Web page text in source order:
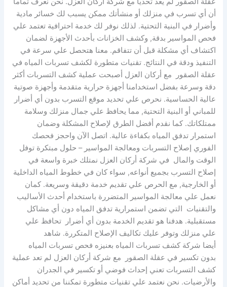
أن أي تسرب في منزلك أو منشأتك ممكن يسبب لك خسائر مادية
وأضرار في البنية التحتية. لذلك نوفر لك خدمة احترافية تعتمد علي
فحص المواسير بدقة, وكشف الخزانات بأحدث الأجهزة لضمان
اكتشاف أي مشكلة قبل أن تتفاقم. معنا هتحصل علي سرعة في
التنفيذ ودقة في النتائج. تقنيات متطورة لكشف تسربات المياه في
عقلة الصقور مع أركان العزل أصبحت عملية كشف التسربات أكثر
دقة وسرعة بفضل استخدامنا أجهزة حرارية متقدمة وأجهزة صوتية
عالية الحساسية. نحرص علي تحديد موقع التسرب بدون أي أضرار
للمباني أو البنية التحتية, مما يحافظ علي جمال منزلك وسلامة
ممتلكاتك. كما نقدم أفضل الطرق لإصلاح المشكلة وضمان
استمرار تدفق المياه بكفاءة عالية. اتصل الآن واحجز فحصك
الفوري إصلاح التسربات ومعالجة المواسير – حلول مبتكرة توفل
الوقت والمال في شركة أركان العزل نمتلك خبرة واسعة في
إصلاح التسرب بجميع أنواعه, سواء كان في خطوط المياه الداخلية
أو الخارجية, مع الحرص علي تقديم خدمة دقيقة وسريعة. كمان
نعمل علي معالجة المواسير المتضررة باستخدام أحدث الأساليب
والتقنيات التي تضمن استمرارية تدفق المياه دون أي مشاكل
مستقبلية. هدفنا هو تقديم الخدمة بدون أي أضرار تحافظ علي
علي منزلك وتوفر عليك تكاليف الإصلاح المتكررة. شاهد
أيضا شركة كشف تسربات المياه بعنيزه فحص تسربات المياه
بدون تكسير في عقلة الصقور مع شركة أركان العزل لم تعد عملية
كشف التسربات تعني إحداث فوضي أو تكسير في الجدران
والأرضيات. نحن نعتمد علي تقنيات متطورة تمكننا من تحديد أماكن